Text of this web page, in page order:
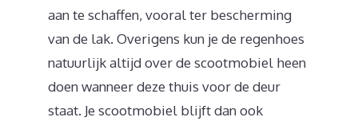
aan te schaffen, vooral ter bescherming
van de lak. Overigens kun je de regenhoes
natuurlijk altijd over de scootmobiel heen
doen wanneer deze thuis voor de deur
staat. Je scootmobiel blijft dan ook